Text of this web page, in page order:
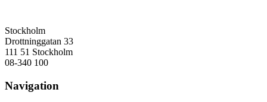
Stockholm
Drottninggatan 33
111 51 Stockholm
08-340 100
Navigation